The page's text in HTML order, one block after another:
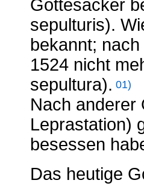
Gottesacker
sepulturis).
bekannt;
1524 nicht
sepultura). 01)
Nach anderer
Leprastation)
besessen
Das heutige